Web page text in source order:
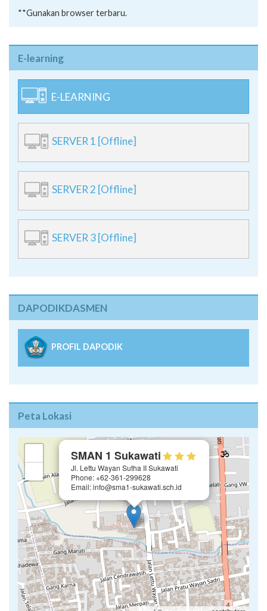
**Gunakan browser terbaru.
E-learning
E-LEARNING
SERVER 1 [Offline]
SERVER 2 [Offline]
SERVER 3 [Offline]
DAPODIKDASMEN
PROFIL DAPODIK
Peta Lokasi
SMAN 1 Sukawati
Jl. Lettu Wayan Sutha II Sukawati
Phone: +62-361-299628
Email: info@sma1-sukawati.sch.id